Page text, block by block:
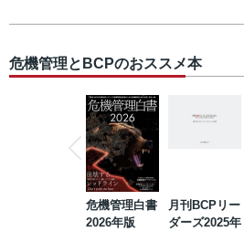
危機管理とBCPのおススメ本
危機管理白書
2026年版
月刊BCPリー
ダーズ2025年